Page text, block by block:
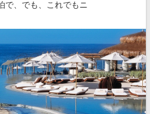
で、でも、これでもニ